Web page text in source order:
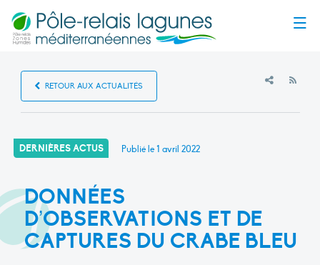
RETOUR AUX ACTUALITÉS
DERNIÈRES ACTUS Publié le1 avril 2022
DONNÉES
D’OBSERVATIONS ET DE
CAPTURES DU CRABE BLEU